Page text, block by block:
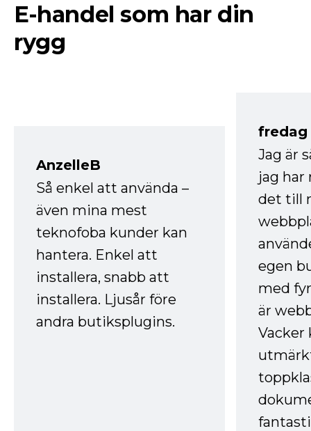
E-handel som har din
rygg
AnzelleB
Så enkel att använda –
även mina mest
teknofoba kunder kan
hantera. Enkel att
installera, snabb att
installera. Ljusår före
andra butiksplugins.
fredag
Jag är
jag
det till
egen
med
är
Vacker